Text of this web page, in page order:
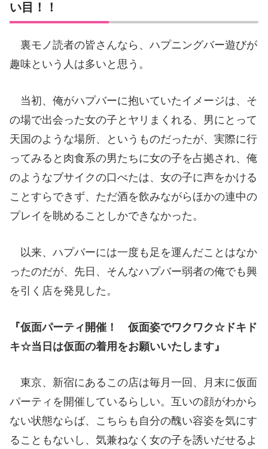
い目！！
裏モノ読者の皆さんなら、ハプニングバー遊びが
趣味という人は多いと思う。
当初、俺がハプバーに抱いていたイメージは、そ
の場で出会った女の子とヤリまくれる、男にとって
天国のような場所、というものだったが、実際に行
ってみると肉食系の男たちに女の子を占拠され、俺
のようなブサイクの口べたは、女の子に声をかける
ことすらできず、ただ酒を飲みながらほかの連中の
プレイを眺めることしかできなかった。
以来、ハプバーには一度も足を運んだことはなか
ったのだが、先日、そんなハプバー弱者の俺でも興
を引く店を発見した。
『仮面パーティ開催！ 仮面姿でワクワク☆ドキド
キ☆当日は仮面の着用をお願いいたします』
東京、新宿にあるこの店は毎月一回、月末に仮面
パーティを開催しているらしい。互いの顔がわから
ない状態ならば、こちらも自分の醜い容姿を気にす
ることもないし、気兼ねなく女の子を誘いだせるよ